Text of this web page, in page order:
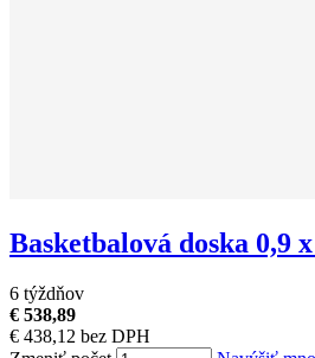
Basketbalová doska 0,9
6 týždňov
€ 538,89
€ 438,12 bez DPH